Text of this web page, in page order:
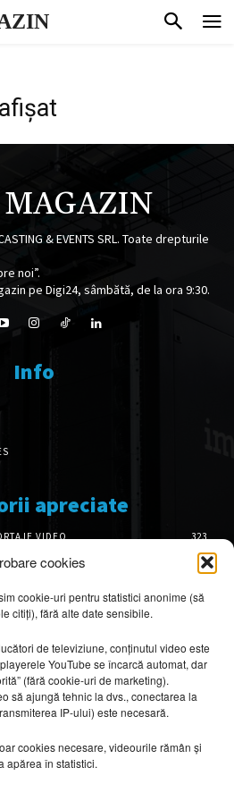
cookies
cookie-uri pentru statistici anonime (să
citiți), fără alte date sensibile.
de televiziune, conținutul video este
YouTube se încarcă automat, dar
(fără cookie-uri de marketing).
să ajungă tehnic la dvs., conectarea la
IP-ului) este necesară.
cookies necesare, videourile rămân și
apărea în statistici.
MAGAZIN
& EVENTS SRL. Toate drepturile
noi”.
pe Digi24, sâmbătă, de la ora 9:30.
Info
apreciate
VIDEO
323
INTERIOARE
126
INTERIOR
64
& DESIGN
& ANALIZE
43
recomandate
moderne